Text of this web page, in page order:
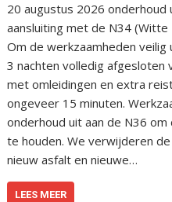
20 augustus 2026 onderhoud
aansluiting met de N34 (Witte
Om de werkzaamheden
3 nachten volledig afgesloten
met omleidingen en extra
ongeveer 15 minuten.
onderhoud uit aan de N36
te houden. We verwijderen
nieuw asfalt en nieuwe…
LEES MEER